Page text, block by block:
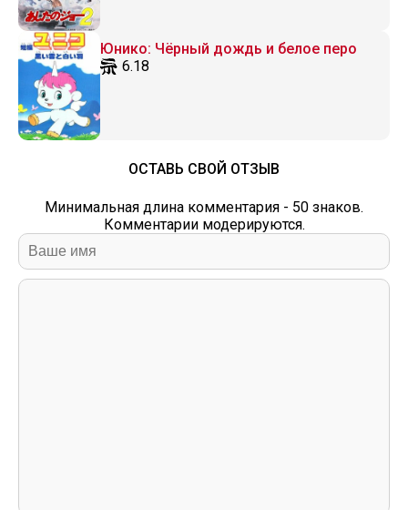
Юнико: Чёрный дождь и белое перо
6.18
ОСТАВЬ СВОЙ ОТЗЫВ
Минимальная длина комментария - 50 знаков.
Комментарии модерируются.